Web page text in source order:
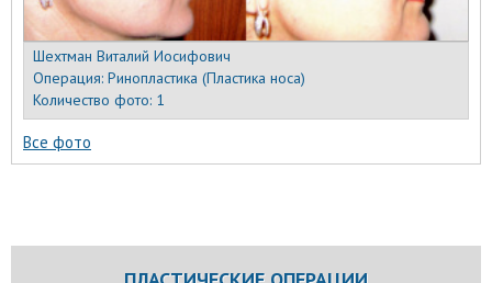
Шехтман Виталий Иосифович
Операция:Ринопластика (Пластика носа)
Количество фото: 1
Все фото